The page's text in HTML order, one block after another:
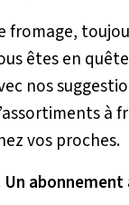
fromage,
êtes en
nos
à
vos proches.
Un